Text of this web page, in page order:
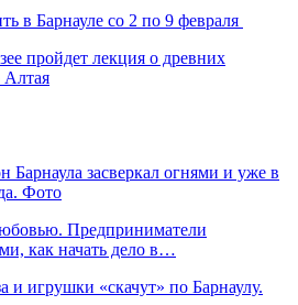
в Барнауле со 2 по 9 февраля
пройдет лекция о древних
Алтая
Барнаула засверкал огнями и уже в
Фото
Предприниматели
как начать дело в…
игрушки «скачут» по Барнаулу.